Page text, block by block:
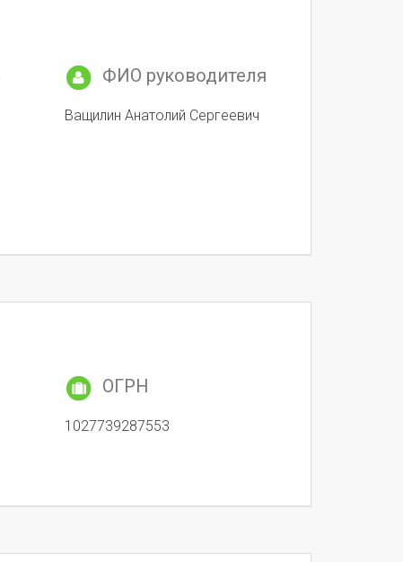
ФИО руководителя
Ващилин Анатолий Сергеевич
ОГРН
1027739287553